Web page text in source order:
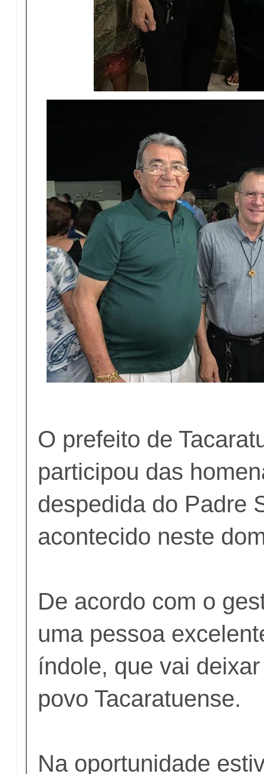
O prefeito de
participou das
despedida do Padre
acontecido neste
De acordo com o
uma pessoa
índole, que vai
povo Tacaratuense.
Na oportunidade